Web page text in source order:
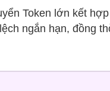
Token lớn kết
ngắn hạn, đồng